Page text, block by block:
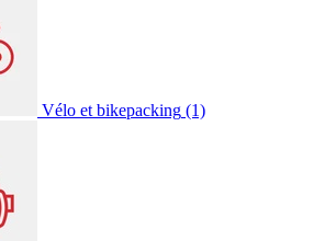
Vélo et bikepacking (1)